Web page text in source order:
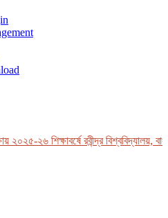
২৬ শিক্ষাবর্ষে রবীন্দ্র বিশ্ববিদ্যালয়,